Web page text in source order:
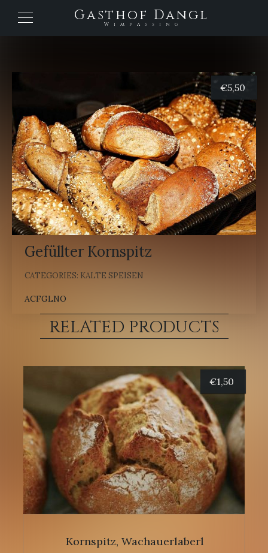
Gasthof Dangl
Wimpassing
Gefüllter Kornspitz
CATEGORIES: KALTE SPEISEN
ACFGLNO
€5,50
RELATED PRODUCTS
€1,50
Kornspitz, Wachauerlaberl